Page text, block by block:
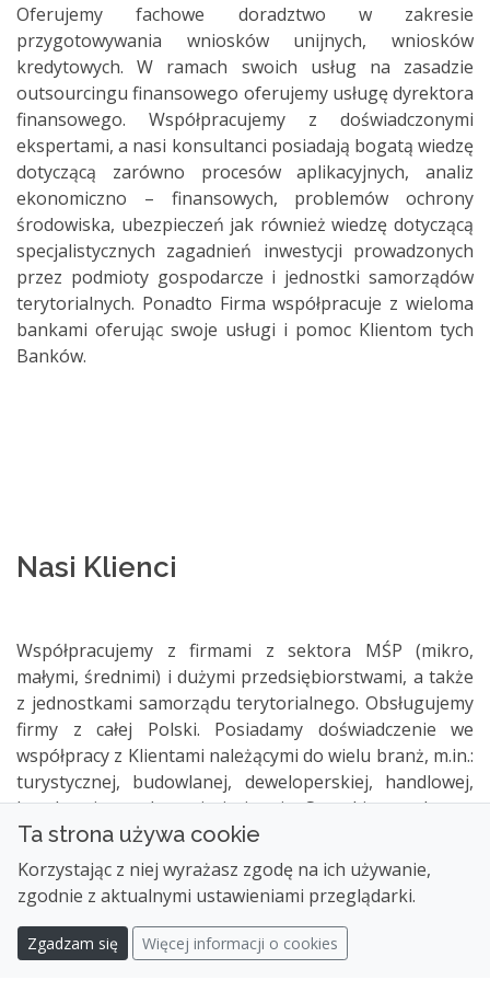
Oferujemy fachowe doradztwo w zakresie
przygotowywania wniosków unijnych, wniosków
kredytowych. W ramach swoich usług na zasadzie
outsourcingu finansowego oferujemy usługę dyrektora
finansowego. Współpracujemy z doświadczonymi
ekspertami, a nasi konsultanci posiadają bogatą wiedzę
dotyczącą zarówno procesów aplikacyjnych, analiz
ekonomiczno – finansowych, problemów ochrony
środowiska, ubezpieczeń jak również wiedzę dotyczącą
specjalistycznych zagadnień inwestycji prowadzonych
przez podmioty gospodarcze i jednostki samorządów
terytorialnych. Ponadto Firma współpracuje z wieloma
bankami oferując swoje usługi i pomoc Klientom tych
Banków.
Nasi Klienci
Współpracujemy z firmami z sektora MŚP (mikro,
małymi, średnimi) i dużymi przedsiębiorstwami, a także
z jednostkami samorządu terytorialnego. Obsługujemy
firmy z całej Polski. Posiadamy doświadczenie we
współpracy z Klientami należącymi do wielu branż, m.in.:
turystycznej, budowlanej, deweloperskiej, handlowej,
hotelowej, medycznej i innej. Szerokie spektrum
Klientów pozwoliło nam na zbudowanie bogatej bazy
wiedzy na temat specyfiki rynku, występującej w
wymienionych sektorach. Dzięki temu doskonale
rozumiemy potrzeby przedsiębiorstw o różnych
profilach działalności i umiemy sprostać nawet
najbardziej wygórowanym oczekiwaniom.
Ta strona używa cookie
Korzystając z niej wyrażasz zgodę na ich używanie,
zgodnie z aktualnymi ustawieniami przeglądarki.
Zgadzam się Więcej informacji o cookies